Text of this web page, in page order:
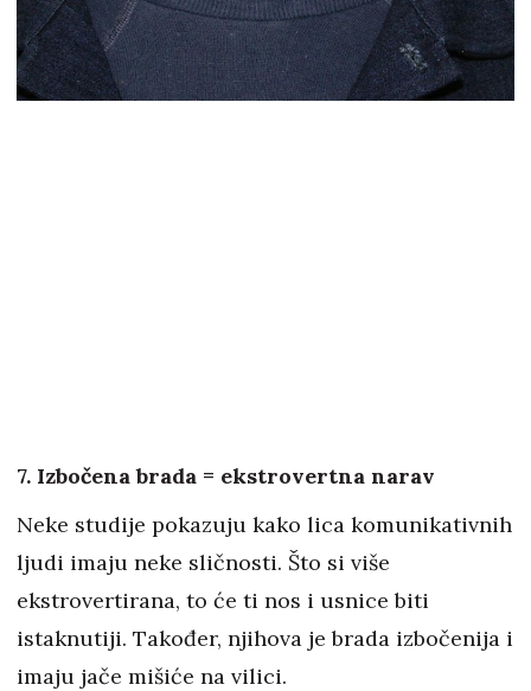
7. Izbočena brada = ekstrovertna narav
Neke studije pokazuju kako lica komunikativnih
ljudi imaju neke sličnosti. Što si više
ekstrovertirana, to će ti nos i usnice biti
istaknutiji. Također, njihova je brada izbočenija i
imaju jače mišiće na vilici.